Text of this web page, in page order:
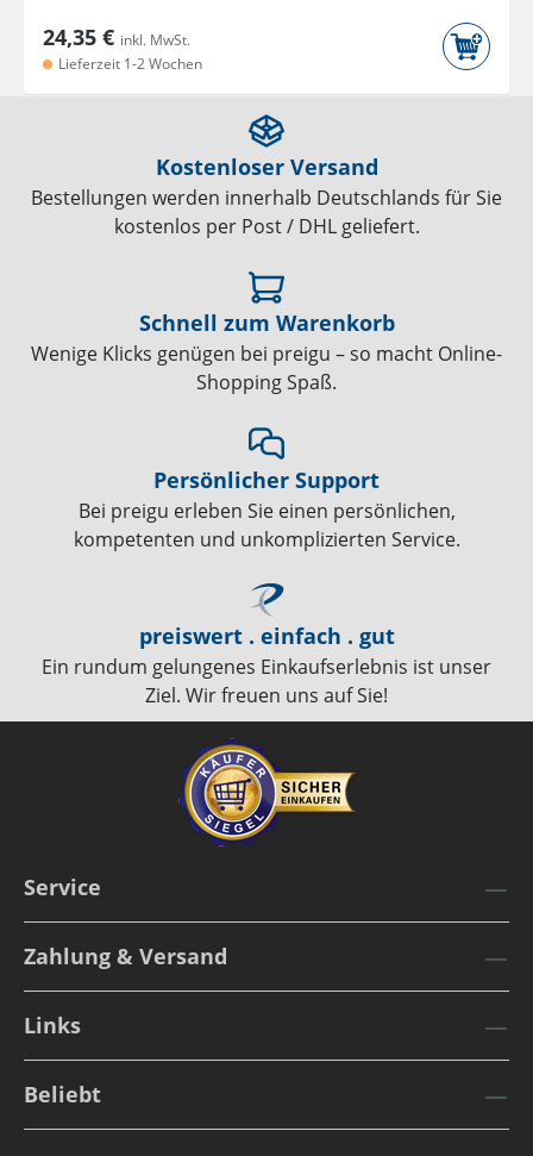
24,35 € inkl. MwSt.
Lieferzeit 1-2 Wochen
Kostenloser Versand
Bestellungen werden innerhalb Deutschlands für Sie
kostenlos per Post / DHL geliefert.
Schnell zum Warenkorb
Wenige Klicks genügen bei preigu – so macht Online-
Shopping Spaß.
Persönlicher Support
Bei preigu erleben Sie einen persönlichen,
kompetenten und unkomplizierten Service.
preiswert . einfach . gut
Ein rundum gelungenes Einkaufserlebnis ist unser
Ziel. Wir freuen uns auf Sie!
Service
Zahlung & Versand
Links
Beliebt